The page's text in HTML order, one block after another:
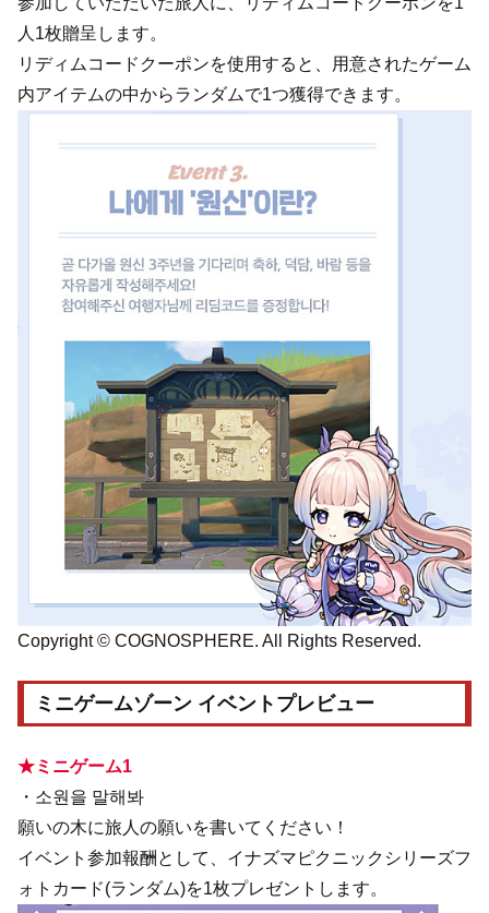
人1枚贈呈します。
リディムコードクーポンを使用すると、用意されたゲーム
内アイテムの中からランダムで1つ獲得できます。
Copyright © COGNOSPHERE. All Rights Reserved.
ミニゲームゾーン イベントプレビュー
★ミニゲーム1
・소원을 말해봐
願いの木に旅人の願いを書いてください！
イベント参加報酬として、イナズマピクニックシリーズフ
ォトカード(ランダム)を1枚プレゼントします。